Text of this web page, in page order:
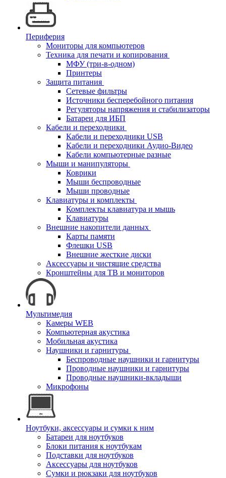
Периферия
Мониторы для компьютеров
Техника для печати и копирования
МФУ (три-в-одном)
Принтеры
Защита питания
Сетевые фильтры
Источники бесперебойного питания
Регуляторы напряжения и стабилизаторы
Батареи для ИБП
Кабели и переходники
Кабели и переходники USB
Кабели и переходники Аудио-Видео
Кабели компьютерные разные
Мыши и манипуляторы
Коврики
Мыши беспроводные
Мыши проводные
Клавиатуры и комплекты
Комплекты клавиатура и мышь
Клавиатуры
Внешние накопители данных
Карты памяти
Флешки USB
Внешние жесткие диски
Аксессуары и чистящие средства
Кронштейны для ТВ и мониторов
Мультимедия
Камеры WEB
Компьютерная акустика
Мобильная акустика
Наушники и гарнитуры
Беспроводные наушники и гарнитуры
Проводные наушники и гарнитуры
Проводные наушники-вкладыши
Микрофоны
Ноутбуки, аксессуары и сумки к ним
Батареи для ноутбуков
Блоки питания к ноутбукам
Подставки для ноутбуков
Аксессуары для ноутбуков
Сумки и рюкзаки для ноутбуков